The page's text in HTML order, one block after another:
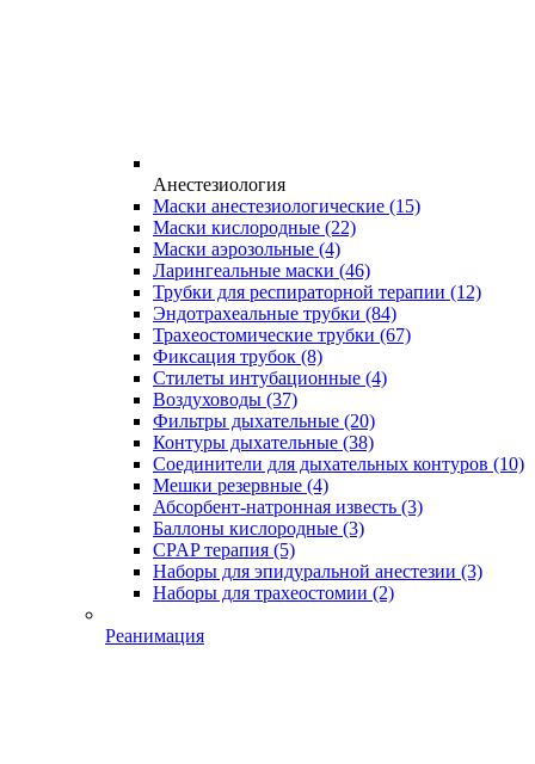
Анестезиология
Маски анестезиологические (15)
Маски кислородные (22)
Маски аэрозольные (4)
Ларингеальные маски (46)
Трубки для респираторной терапии (12)
Эндотрахеальные трубки (84)
Трахеостомические трубки (67)
Фиксация трубок (8)
Стилеты интубационные (4)
Воздуховоды (37)
Фильтры дыхательные (20)
Контуры дыхательные (38)
Соединители для дыхательных контуров (10)
Мешки резервные (4)
Абсорбент-натронная известь (3)
Баллоны кислородные (3)
CPAP терапия (5)
Наборы для эпидуральной анестезии (3)
Наборы для трахеостомии (2)
Реанимация